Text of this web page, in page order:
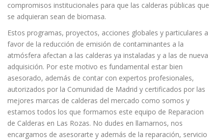
compromisos institucionales para que las calderas públicas que
se adquieran sean de biomasa.
Estos programas, proyectos, acciones globales y particulares a
favor de la reducción de emisión de contaminantes a la
atmósfera afectan a las calderas ya instaladas y a las de nueva
adquisición. Por este motivo es fundamental estar bien
asesorado, además de contar con expertos profesionales,
autorizados por la Comunidad de Madrid y certificados por las
mejores marcas de calderas del mercado como somos y
estamos todos los que formamos este equipo de Reparacion
de Calderas en Las Rozas. No dudes en llamarnos, nos
encargamos de asesorarte y además de la reparación, servicio